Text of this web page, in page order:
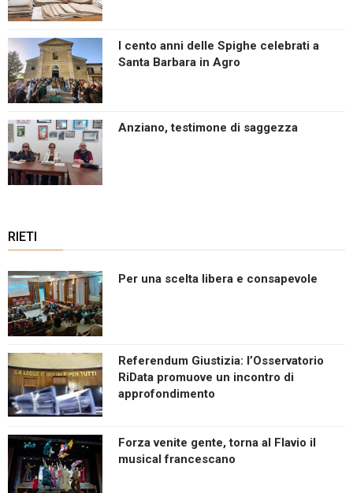
I cento anni delle Spighe celebrati a
Santa Barbara in Agro
Anziano, testimone di saggezza
RIETI
Per una scelta libera e consapevole
Referendum Giustizia: l’Osservatorio
RiData promuove un incontro di
approfondimento
Forza venite gente, torna al Flavio il
musical francescano